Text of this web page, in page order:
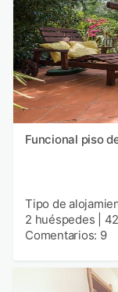
Funcional piso
Tipo de
2 huéspedes
Comentarios: 9